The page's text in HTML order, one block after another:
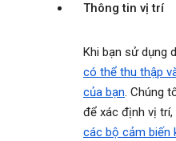
Thông tin vị trí
Khi bạn sử dụng
có thể thu thập
của bạn. Chúng
để xác định vị trí,
các bộ cảm biến